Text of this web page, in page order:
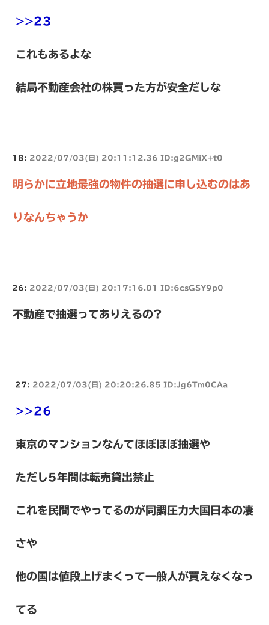
>>23
これもあるよな
結局不動産会社の株買った方が安全だしな
18: 2022/07/03(日) 20:11:12.36 ID:g2GMiX+t0
明らかに立地最強の物件の抽選に申し込むのはあ
りなんちゃうか
26: 2022/07/03(日) 20:17:16.01 ID:6csGSY9p0
不動産で抽選ってありえるの?
27: 2022/07/03(日) 20:20:26.85 ID:Jg6Tm0CAa
>>26
東京のマンションなんてほぼほぼ抽選や
ただし5年間は転売貸出禁止
これを民間でやってるのが同調圧力大国日本の凄
さや
他の国は値段上げまくって一般人が買えなくなっ
てる